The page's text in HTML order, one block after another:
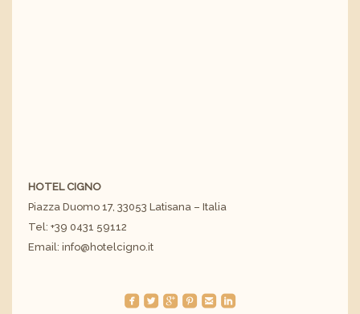
HOTEL CIGNO
Piazza Duomo 17, 33053 Latisana – Italia
Tel: +39 0431 59112
Email: info@hotelcigno.it
roundedfacebook roundedtwitterbird roundedgoogleplus roundedpinterest roundedemail roundedlinkedin